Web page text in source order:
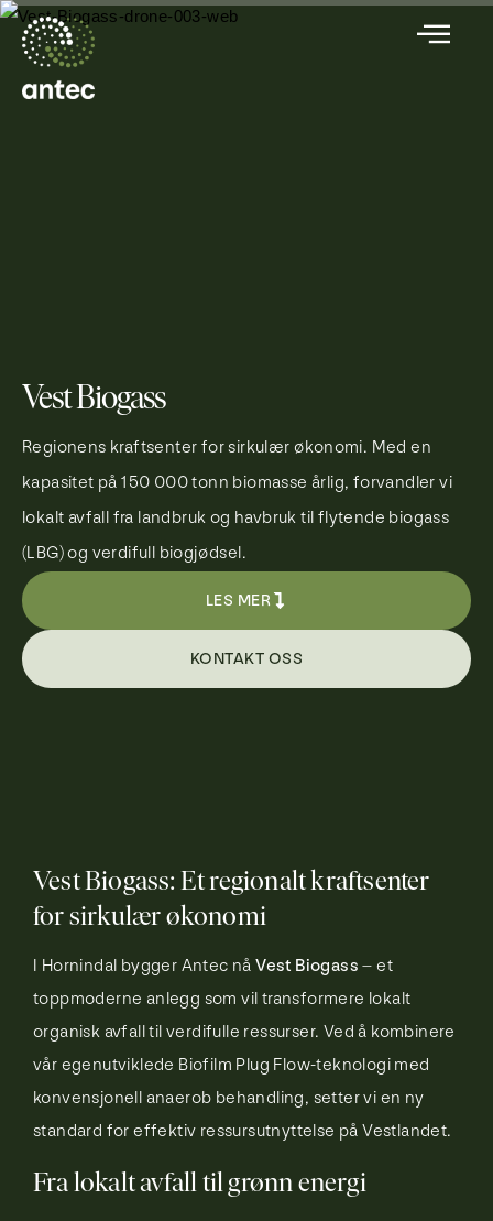
Vest Biogass
Regionens kraftsenter for sirkulær økonomi. Med en
kapasitet på 150 000 tonn biomasse årlig, forvandler vi
lokalt avfall fra landbruk og havbruk til flytende biogass
(LBG) og verdifull biogjødsel.
LES MER
KONTAKT OSS
Vest Biogass: Et regionalt kraftsenter
for sirkulær økonomi
I Hornindal bygger Antec nåVest Biogass – et
toppmoderne anlegg som vil transformere lokalt
organisk avfall til verdifulle ressurser. Ved å kombinere
vår egenutviklede Biofilm Plug Flow-teknologi med
konvensjonell anaerob behandling, setter vi en ny
standard for effektiv ressursutnyttelse på Vestlandet.
Fra lokalt avfall til grønn energi